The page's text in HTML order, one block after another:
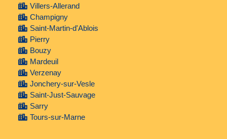
Villers-Allerand
Champigny
Saint-Martin-d'Ablois
Pierry
Bouzy
Mardeuil
Verzenay
Jonchery-sur-Vesle
Saint-Just-Sauvage
Sarry
Tours-sur-Marne